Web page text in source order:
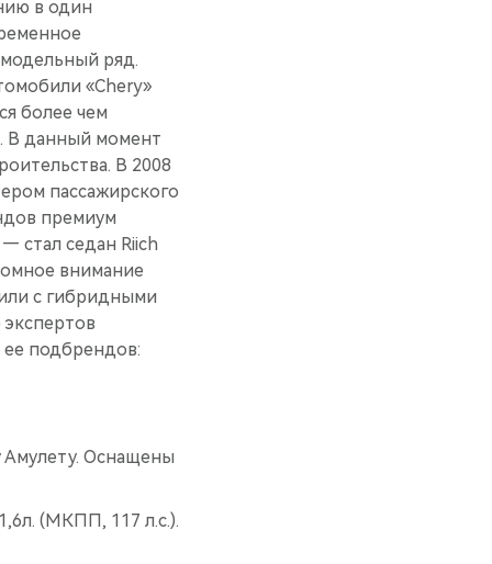
в один
ряд.
«Chery»
более чем
В данный момент
В 2008
пассажирского
премиум
стал седан Riich
внимание
с гибридными
подбрендов:
Амулету. Оснащены
(МКПП, 117 л.с.).